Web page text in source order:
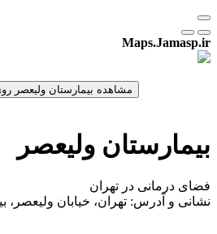
Maps.Jamasp.ir
بیمارستان ولیعصر
فضای درمانی در تهران
نشانی و آدرس: تهران، خیابان ولیعصر،